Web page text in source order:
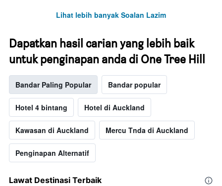
Lihat lebih banyak Soalan Lazim
Dapatkan hasil carian yang lebih baik
untuk penginapan anda di One Tree Hill
Bandar Paling Popular Bandar popular
Hotel 4 bintang Hotel di Auckland
Kawasan di Auckland Mercu Tnda di Auckland
Penginapan Alternatif
Lawat Destinasi Terbaik